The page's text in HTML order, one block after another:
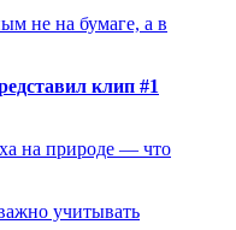
не на бумаге, а в
клип #1
на природе — что
учитывать